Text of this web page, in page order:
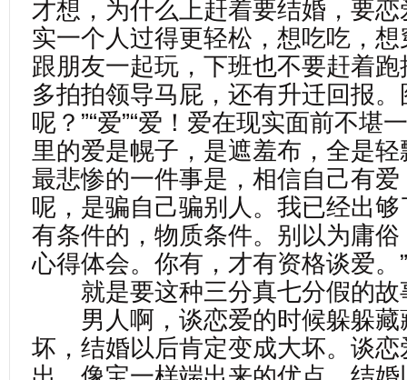
才想，为什么上赶着要结婚，要
实一个人过得更轻松，想吃吃，
跟朋友一起玩，下班也不要赶着
多拍拍领导马屁，还有升迁回报。
呢？”“爱”“爱！爱在现实面前不堪
里的爱是幌子，是遮羞布，全是
最悲惨的一件事是，相信自己有
呢，是骗自己骗别人。我已经出
有条件的，物质条件。别以为庸
心得体会。你有，才有资格谈爱。”
就是要这种三分真七分假的故
男人啊，谈恋爱的时候躲躲藏
坏，结婚以后肯定变成大坏。谈